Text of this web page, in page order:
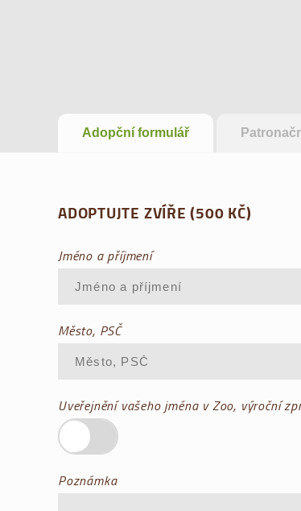
Adopční formulář
ADOPTUJTE ZVÍŘE (500 KČ)
Jméno a příjmení
Město, PSČ
Uveřejnění vašeho jména v Zoo, výroční
Poznámka